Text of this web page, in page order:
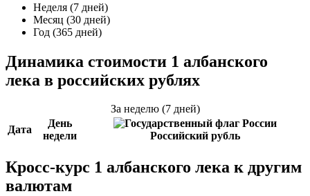
Неделя (7 дней)
Месяц (30 дней)
Год (365 дней)
Динамика стоимости 1 албанского
лека в российских рублях
За неделю (7 дней)
Дата
День
недели
Российский рубль
Кросс-курс 1 албанского лека к другим
валютам